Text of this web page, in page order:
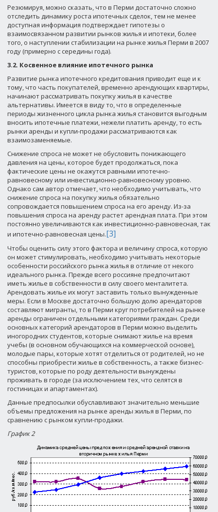
Резюмируя, можно сказать, что в Перми достаточно сложно
отследить динамику роста ипотечных сделок, тем не менее
доступная информация подтверждает гипотезы о
взаимосвязанном развитии рынков жилья и ипотеки, более
того, о наступлении стабилизации на рынке жилья Перми в 2007
году (примерно с середины года).
3.2. Косвенное влияние ипотечного рынка
Развитие рынка ипотечного кредитования приводит еще и к
тому, что часть покупателей, временно арендующих квартиры,
начинают рассматривать покупку жилья в качестве
альтернативы. Имеется в виду то, что в определенные
периоды жизненного цикла рынка жилья становится выгодным
вносить ипотечные платежи, нежели платить аренду, то есть
рынки аренды и купли-продажи рассматриваются как
взаимозаменяемые.
Снижение спроса не может не обусловить понижающего
давления на цены, которое будет продолжаться, пока
фактические цены не окажутся равными ипотечно-
равновесному или инвестиционно-равновесному уровню.
Однако сам автор отмечает, что необходимо учитывать, что
снижение спроса на покупку жилья обязательно
сопровождается повышением спроса на его аренду. Из-за
повышения спроса на аренду растет арендная плата. При этом
постоянно увеличиваются как инвестиционно-равновесная, так
и ипотечно-равновесная цены.[3]
Чтобы оценить силу этого фактора и величину спроса, которую
он может стимулировать, необходимо учитывать некоторые
особенности российского рынка жилья в отличие от некого
идеального рынка. Прежде всего россияне предпочитают
иметь жилье в собственности в силу своего менталитета.
Арендовать жилье их могут заставить только вынужденные
меры. Если в Москве достаточно большую долю арендаторов
составляют мигранты, то в Перми круг потребителей на рынке
аренды ограничен отдельными категориями граждан. Среди
основных категорий арендаторов в Перми можно выделить
иногородних студентов, которые снимают жилье на время
учебы (в основном обучающихся на коммерческой основе),
молодые пары, которые хотят отделиться от родителей, но не
способны приобрести жилье в собственность, а также бизнес-
туристов, которые по роду деятельности вынуждены
проживать в городе (за исключением тех, что селятся в
гостиницах и апартаментах).
Данные предпосылки обуславливают значительно меньшие
объемы предложения на рынке аренды жилья в Перми, по
сравнению с рынком купли-продажи.
График 2